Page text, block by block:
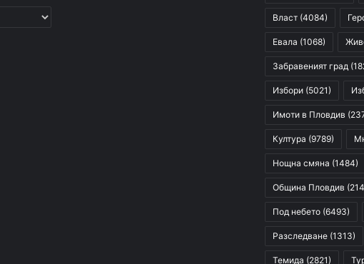
Власт (4084)
Евала (1068)
Забравеният град
Избори (5021)
Имоти в Пловдив
Култура (9789)
Нощна смяна (1484)
Община Пловдив
Под небето (6493)
Разследване (1313)
Темида (2821)